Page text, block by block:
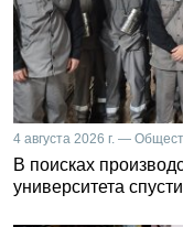
4 августа 2026 г. —
В поисках
университета